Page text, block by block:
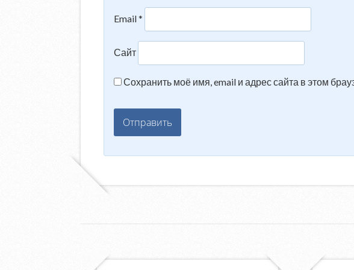
Email*
Сайт
Сохранить моё имя, email и адрес сайта в этом